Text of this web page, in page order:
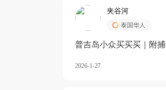
夹谷河
泰国华人
普吉岛小众买买买｜附
2026-1-27